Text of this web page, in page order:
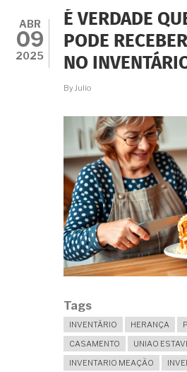
A
DA
TV
DA
LEI
ABR
09
2025
É VERDADE
PODE
NO
By Julio
Tags
INVENTÁRIO HERANÇA
CASAMENTO
UNIAO
INVENTARIO MEAÇÃO